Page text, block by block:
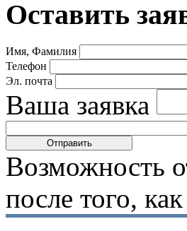
Оставить
Имя, Фамилия
Телефон
Эл. почта
Ваша заявка
Возможность
после того,